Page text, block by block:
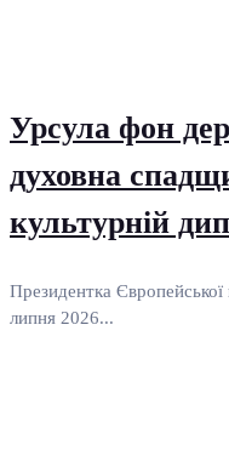
Урсула фон
духовна
культурній
Президентка
липня 2026...